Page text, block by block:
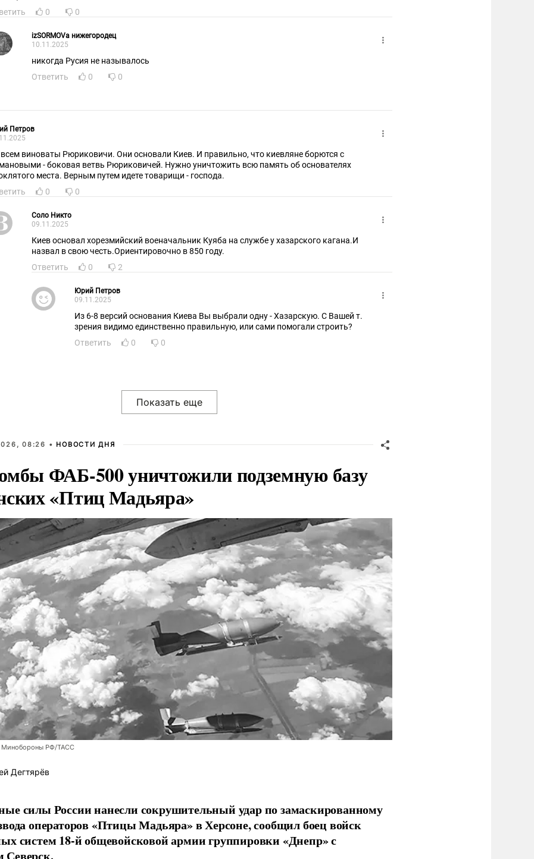
0 0
izSORMOVa нижегородец
10.11.2025
никогда Русия не называлось
Ответить
0 0
Петров
виноваты Рюриковичи. Они основали Киев. И правильно, что киевляне борются с
- боковая ветвь Рюриковичей. Нужно уничтожить всю память об основателях
места. Верным путем идете товарищи - господа.
0 0
Соло Никто
09.11.2025
Киев основал хорезмийский военачальник Куяба на службе у хазарского кагана.И
назвал в свою честь.Ориентировочно в 850 году.
Ответить
0 2
Юрий Петров
09.11.2025
Из 6-8 версий основания Киева Вы выбрали одну - Хазарскую. С Вашей т.
зрения видимо единственно правильную, или сами помогали строить?
Ответить
0 0
08:26 • НОВОСТИ ДНЯ
ФАБ-500 уничтожили подземную базу
«Птиц Мадьяра»
Минобороны РФ/ТАСС
Дегтярёв
силы России нанесли сокрушительный удар по замаскированному
операторов «Птицы Мадьяра» в Херсоне, сообщил боец войск
систем 18-й общевойсковой армии группировки «Днепр» с